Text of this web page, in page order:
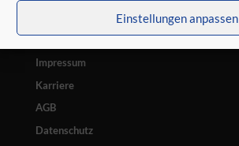
Einstellungen anpassen
ASAL – Der Fachmarkt
Impressum
Karriere
AGB
Datenschutz